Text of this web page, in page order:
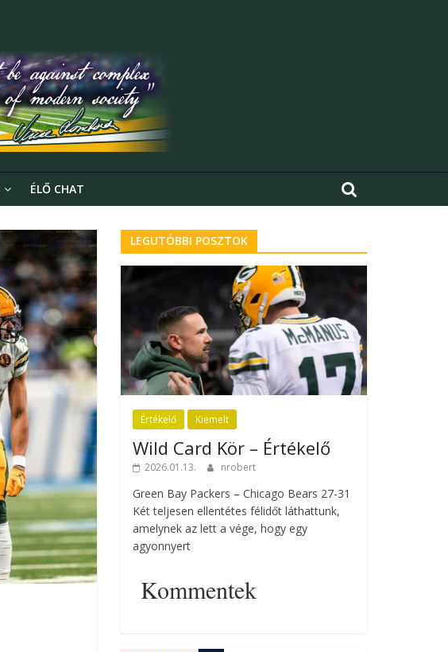
ÉLŐ CHAT
LEGUTÓBBI POSZTOK
Értékelő Kiemelt
Wild Card Kör – Értékelő
2026.01.13. nrobert
Green Bay Packers – Chicago Bears 27-31
Két teljesen ellentétes félidőt láthattunk,
amelynek az lett a vége, hogy egy
agyonnyert
Kommentek